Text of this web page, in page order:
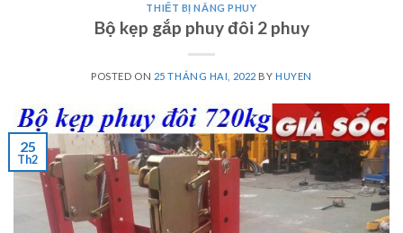
THIẾT BỊ NÂNG PHUY
Bộ kẹp gắp phuy đôi 2 phuy
POSTED ON 25 THÁNG HAI, 2022 BYHUYEN
25
Th2